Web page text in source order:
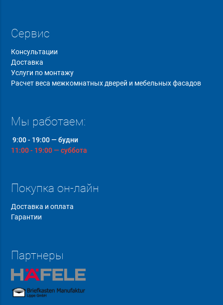
Сервис
Консультации
Доставка
Услуги по монтажу
Расчет веса межкомнатных дверей и мебельных фасадов
Мы работаем:
9:00 - 19:00 — будни
11:00 - 19:00 — суббота
Покупка он-лайн
Доставка и оплата
Гарантии
Партнеры